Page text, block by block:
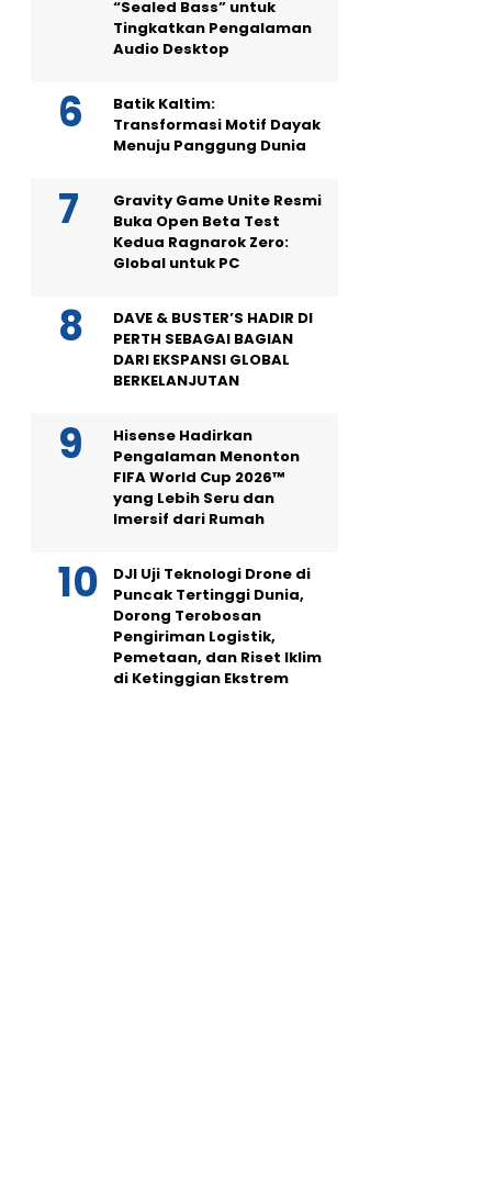
“Sealed Bass” untuk
Tingkatkan Pengalaman
Audio Desktop
Batik Kaltim:
Transformasi Motif Dayak
Menuju Panggung Dunia
Gravity Game Unite Resmi
Buka Open Beta Test
Kedua Ragnarok Zero:
Global untuk PC
DAVE & BUSTER’S HADIR DI
PERTH SEBAGAI BAGIAN
DARI EKSPANSI GLOBAL
BERKELANJUTAN
Hisense Hadirkan
Pengalaman Menonton
FIFA World Cup 2026™
yang Lebih Seru dan
Imersif dari Rumah
DJI Uji Teknologi Drone di
Puncak Tertinggi Dunia,
Dorong Terobosan
Pengiriman Logistik,
Pemetaan, dan Riset Iklim
di Ketinggian Ekstrem